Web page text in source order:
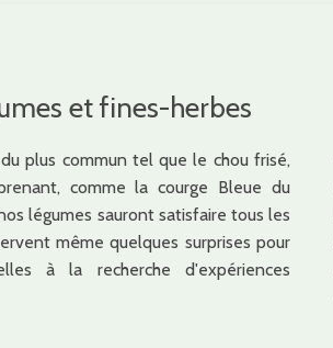
et fines-herbes
plus commun tel que le chou frisé,
comme la courge Bleue du
légumes sauront satisfaire tous les
même quelques surprises pour
à la recherche d'expériences